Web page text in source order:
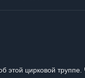
этой цирковой